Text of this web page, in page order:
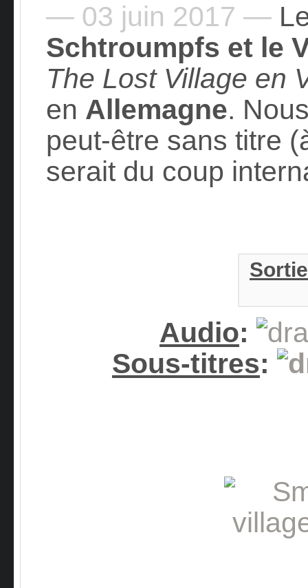
— 03 juin 2017 —
Schtroumpfs et le
The Lost Village en
en Allemagne.
peut-être sans titre
serait du coup
Sortie
Audio:
Sous-titres: